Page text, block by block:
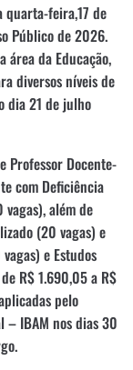
quarta-feira,17 de
Público de 2026.
área da Educação,
diversos níveis de
dia 21 de julho
Professor Docente-
com Deficiência
além de
(20 vagas) e
e Estudos
R$ 1.690,05 a R$
pelo
IBAM nos dias 30